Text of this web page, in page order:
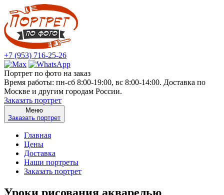
+7 (953) 716-25-26
Портрет по фото на заказ
Время работы: пн-сб 8:00-19:00, вс 8:00-14:00. Доставка по
Москве и другим городам России.
Заказать портрет
Меню
Заказать портрет
Главная
Цены
Доставка
Наши портреты
Заказать портрет